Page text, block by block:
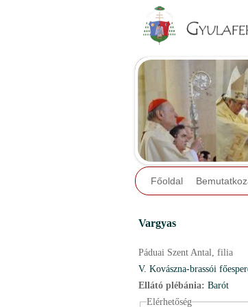
Főoldal
Vargyas
Páduai Szent Antal, filia
V. Kovászna-brassói
Ellátó plébánia: Barót
Elérhetőség